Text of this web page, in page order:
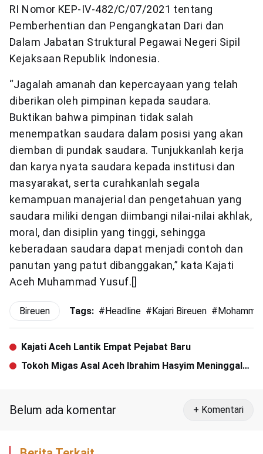
RI Nomor KEP-IV-482/C/07/2021 tentang
Pemberhentian dan Pengangkatan Dari dan
Dalam Jabatan Struktural Pegawai Negeri Sipil
Kejaksaan Republik Indonesia.
“Jagalah amanah dan kepercayaan yang telah
diberikan oleh pimpinan kepada saudara.
Buktikan bahwa pimpinan tidak salah
menempatkan saudara dalam posisi yang akan
diemban di pundak saudara. Tunjukkanlah kerja
dan karya nyata saudara kepada institusi dan
masyarakat, serta curahkanlah segala
kemampuan manajerial dan pengetahuan yang
saudara miliki dengan diimbangi nilai-nilai akhlak,
moral, dan disiplin yang tinggi, sehingga
keberadaan saudara dapat menjadi contoh dan
panutan yang patut dibanggakan,” kata Kajati
Aceh Muhammad Yusuf.[]
Bireuen Tags: # Headline # Kajari Bireuen #
Kajati Aceh Lantik Empat Pejabat Baru
Tokoh Migas Asal Aceh Ibrahim Hasyim Meninggal
Belum ada komentar + Komentari